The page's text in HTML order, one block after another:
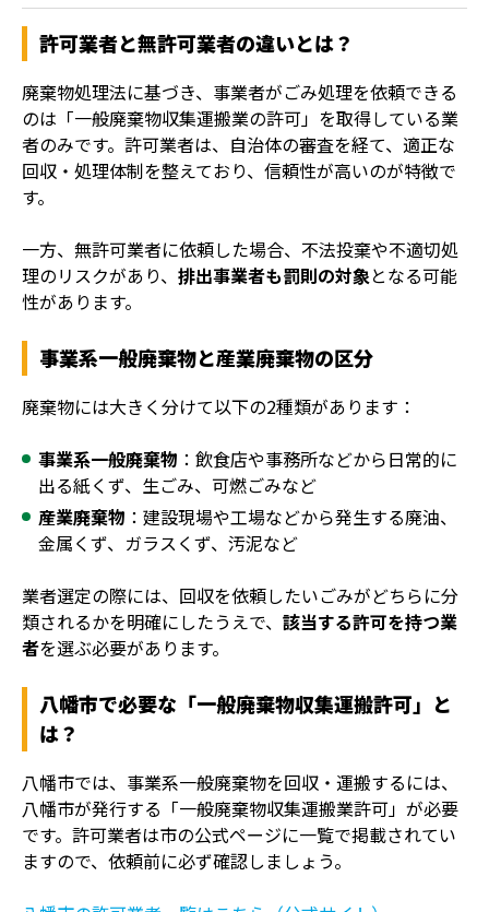
許可業者と無許可業者の違いとは？
廃棄物処理法に基づき、事業者がごみ処理を依頼できる
のは「一般廃棄物収集運搬業の許可」を取得している業
者のみです。許可業者は、自治体の審査を経て、適正な
回収・処理体制を整えており、信頼性が高いのが特徴で
す。
一方、無許可業者に依頼した場合、不法投棄や不適切処
理のリスクがあり、 排出事業者も罰則の対象となる可能
性があります。
事業系一般廃棄物と産業廃棄物の区分
廃棄物には大きく分けて以下の2種類があります：
事業系一般廃棄物 ：飲食店や事務所などから日常的に
出る紙くず、生ごみ、可燃ごみなど
産業廃棄物 ：建設現場や工場などから発生する廃油、
金属くず、ガラスくず、汚泥など
業者選定の際には、回収を依頼したいごみがどちらに分
類されるかを明確にしたうえで、 該当する許可を持つ業
者を選ぶ必要があります。
八幡市で必要な「一般廃棄物収集運搬許可」と
は？
八幡市では、事業系一般廃棄物を回収・運搬するには、
八幡市が発行する「一般廃棄物収集運搬業許可」が必要
です。許可業者は市の公式ページに一覧で掲載されてい
ますので、依頼前に必ず確認しましょう。